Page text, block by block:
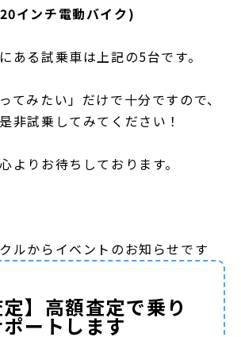
インチ電動バイク)
ある試乗車は上記の5台です。
てみたい」だけで十分ですので、
非試乗してみてください！
よりお待ちしております。
ルからイベントのお知らせです
定】高額査定で乗り
ートします